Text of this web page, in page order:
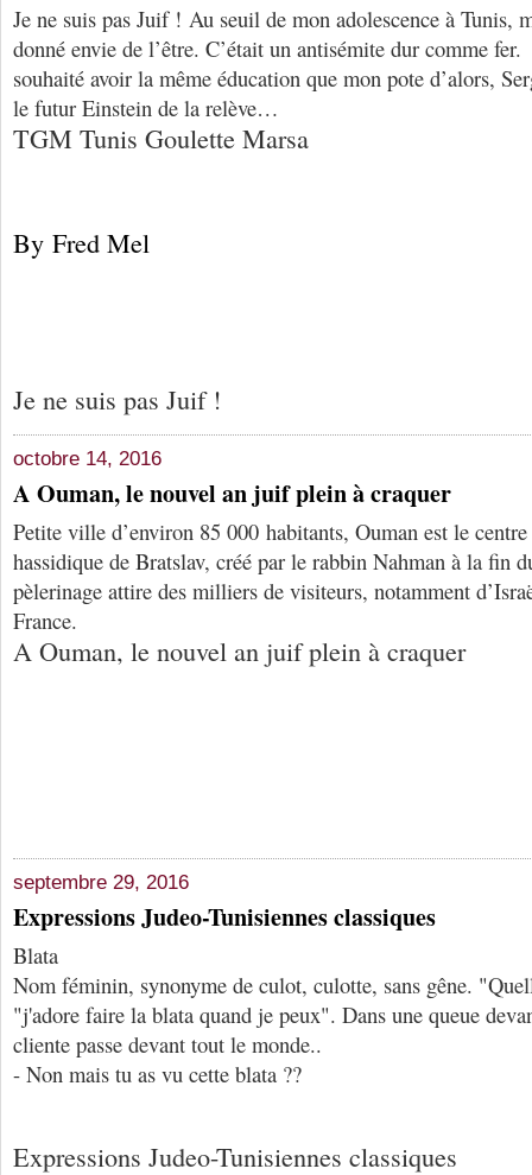
Je ne suis pas Juif ! Au seuil de mon adolescence à Tunis,
donné envie de l’être. C’était un antisémite dur comme
souhaité avoir la même éducation que mon pote d’alors,
le futur Einstein de la relève…
TGM Tunis Goulette Marsa
By Fred Mel
Je ne suis pas Juif !
octobre 14, 2016
A Ouman, le nouvel an juif plein à craquer
Petite ville d’environ 85 000 habitants, Ouman est le
hassidique de Bratslav, créé par le rabbin Nahman à la fin
pèlerinage attire des milliers de visiteurs, notamment
France.
A Ouman, le nouvel an juif plein à craquer
septembre 29, 2016
Expressions Judeo-Tunisiennes classiques
Blata
Nom féminin, synonyme de culot, culotte, sans gêne.
"j'adore faire la blata quand je peux". Dans une queue
cliente passe devant tout le monde..
- Non mais tu as vu cette blata ??
Expressions Judeo-Tunisiennes classiques